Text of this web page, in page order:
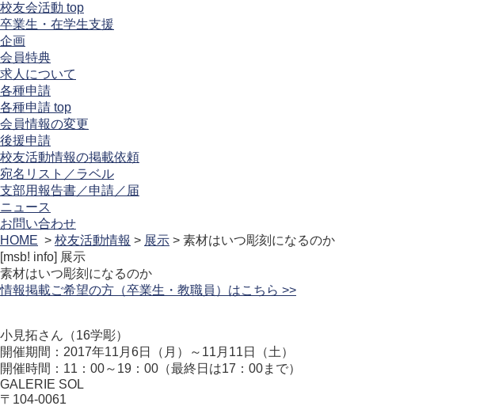
校友会活動 top
卒業生・在学生支援
企画
会員特典
求人について
各種申請
各種申請 top
会員情報の変更
後援申請
校友活動情報の掲載依頼
宛名リスト／ラベル
支部用報告書／申請／届
ニュース
お問い合わせ
HOME > 校友活動情報 > 展示 > 素材はいつ彫刻になるのか
[msb! info] 展示
素材はいつ彫刻になるのか
情報掲載ご希望の方（卒業生・教職員）はこちら >>
小見拓さん（16学彫）
開催期間：2017年11月6日（月）～11月11日（土）
開催時間：11：00～19：00（最終日は17：00まで）
GALERIE SOL
〒104-0061